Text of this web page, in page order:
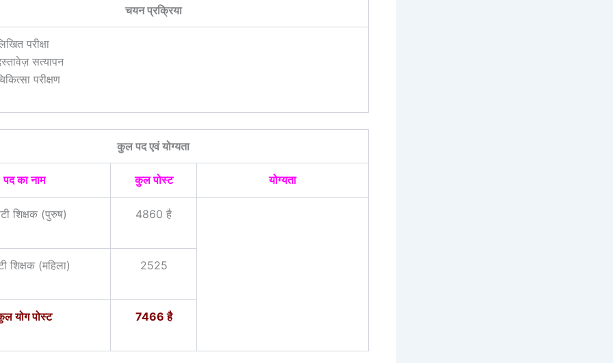
चयन प्रक्रिया
परीक्षा
सत्यापन
परीक्षण
कुल पद एवं योग्यता
पद का नाम कुल पोस्ट योग्यता
शिक्षक (पुरुष) 4860 है
शिक्षक (महिला) 2525
योग पोस्ट 7466 है